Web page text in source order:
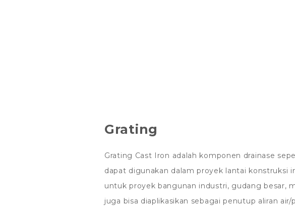
Grating
Grating Cast Iron adalah komponen drainase
dapat digunakan dalam proyek lantai konstruksi
untuk proyek bangunan industri, gudang besar,
juga bisa diaplikasikan sebagai penutup aliran